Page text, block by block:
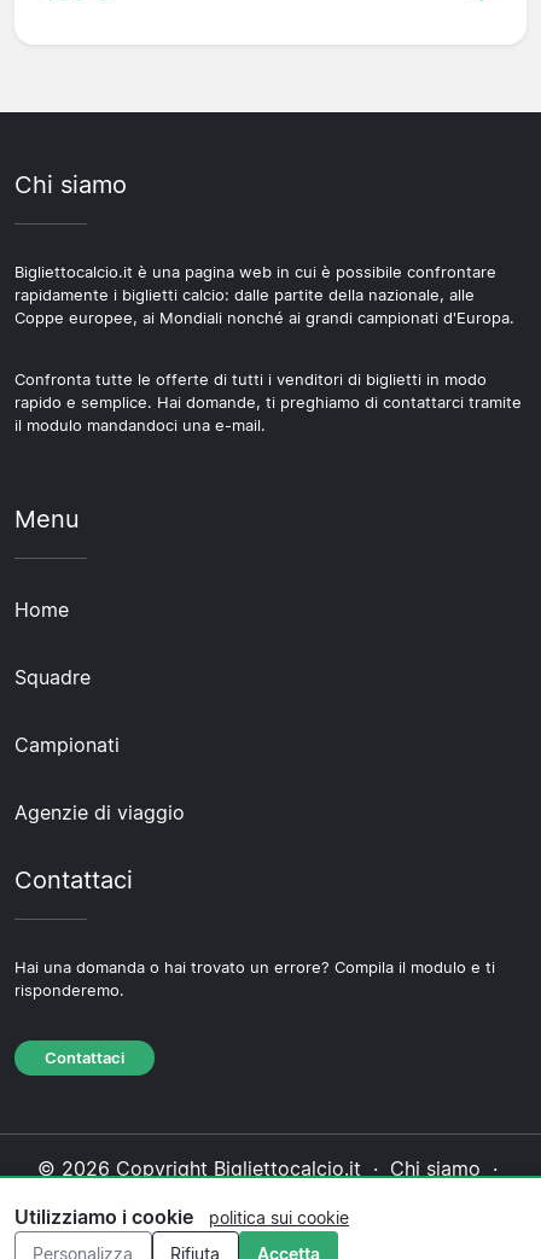
Chi siamo
Bigliettocalcio.it è una pagina web in cui è possibile confrontare
rapidamente i biglietti calcio: dalle partite della nazionale, alle
Coppe europee, ai Mondiali nonché ai grandi campionati d'Europa.
Confronta tutte le offerte di tutti i venditori di biglietti in modo
rapido e semplice. Hai domande, ti preghiamo di contattarci tramite
il modulo mandandoci una e-mail.
Menu
Home
Squadre
Campionati
Agenzie di viaggio
Contattaci
Hai una domanda o hai trovato un errore? Compila il modulo e ti
risponderemo.
Contattaci
© 2026 Copyright Bigliettocalcio.it · Chi siamo ·
cookie·Politica editoriale
Utilizziamo i cookie
politica sui cookie
Personalizza
Rifiuta Accetta